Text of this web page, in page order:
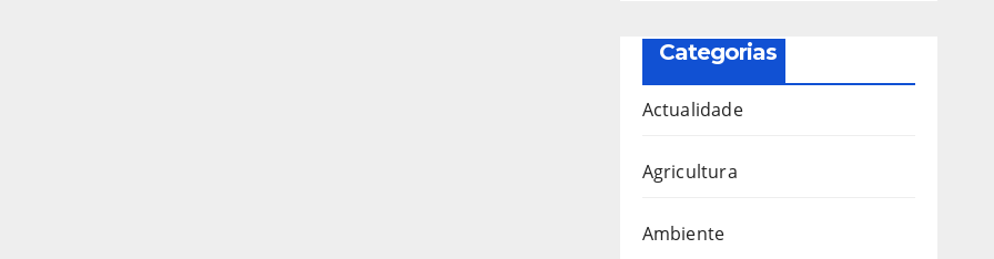
Categorias
Actualidade
Agricultura
Ambiente